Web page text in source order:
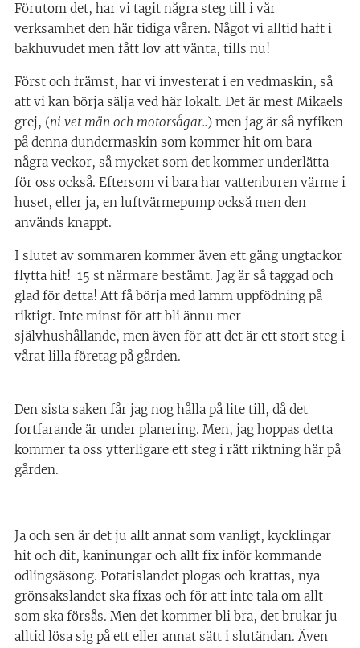
Förutom det, har vi tagit några steg till i vår
verksamhet den här tidiga våren. Något vi alltid haft i
bakhuvudet men fått lov att vänta, tills nu!
Först och främst, har vi investerat i en vedmaskin, så
att vi kan börja sälja ved här lokalt. Det är mest Mikaels
grej, (ni vet män och motorsågar..) men jag är så nyfiken
på denna dundermaskin som kommer hit om bara
några veckor, så mycket som det kommer underlätta
för oss också. Eftersom vi bara har vattenburen värme i
huset, eller ja, en luftvärmepump också men den
används knappt.
I slutet av sommaren kommer även ett gäng ungtackor
flytta hit! 15 st närmare bestämt. Jag är så taggad och
glad för detta! Att få börja med lamm uppfödning på
riktigt. Inte minst för att bli ännu mer
självhushållande, men även för att det är ett stort steg i
vårat lilla företag på gården.
Den sista saken får jag nog hålla på lite till, då det
fortfarande är under planering. Men, jag hoppas detta
kommer ta oss ytterligare ett steg i rätt riktning här på
gården.
Ja och sen är det ju allt annat som vanligt, kycklingar
hit och dit, kaninungar och allt fix inför kommande
odlingsäsong. Potatislandet plogas och krattas, nya
grönsakslandet ska fixas och för att inte tala om allt
som ska försås. Men det kommer bli bra, det brukar ju
alltid lösa sig på ett eller annat sätt i slutändan. Även